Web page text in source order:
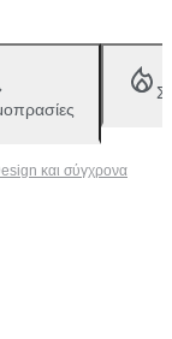
και σύγχρονα